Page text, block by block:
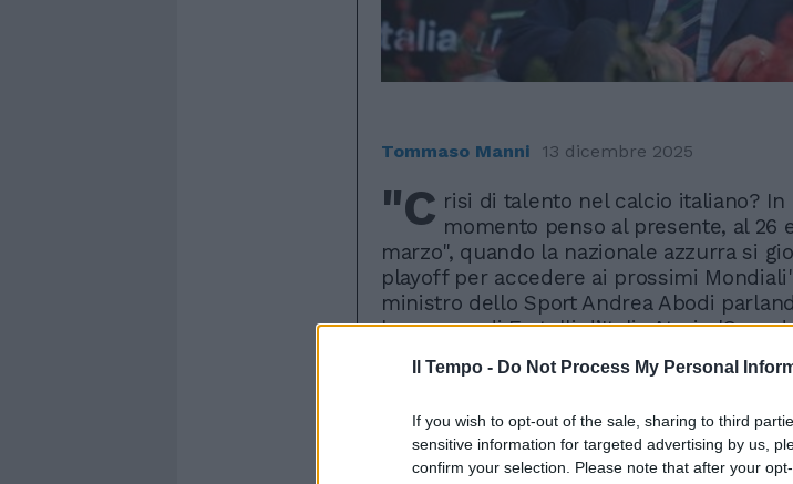
Il Tempo - Do Not Process My Personal
If you wish to opt-out of the sale, sharing to third
sensitive information for targeted advertising by us,
confirm your selection. Please note that after your
Tommaso Manni 13 dicembre 2025
"C risi di talento nel calcio italiano? In
momento penso al presente, al 26
marzo", quando la nazionale azzurra si
playoff per accedere ai prossimi
ministro dello Sport Andrea Abodi
kermesse di Fratelli d’Italia Atreju
diventa comunità: il ruolo degli oratori
formazione dei giovani'. "Siamo tutti
sfrenato per tornare al Mondiale, per noi
l'abbiamo già vissuto e per i nostri figli